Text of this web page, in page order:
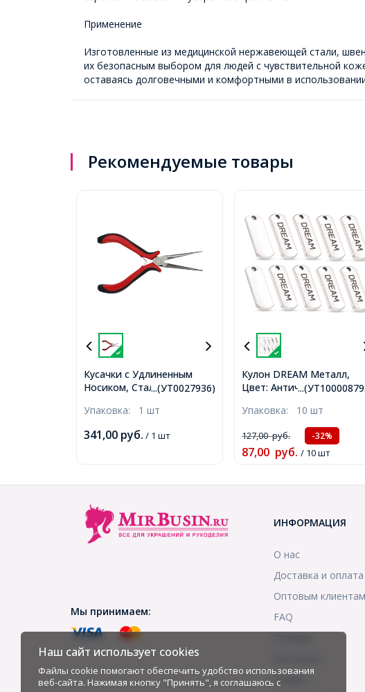
Применение
Изготовленные из медицинской нержавеющей стали,
их безопасным выбором для людей с чувствительной
оставаясь долговечными и комфортными в
Рекомендуемые товары
...(УТ0027936)
Кусачки с Удлиненным
Носиком, Стальные,
Красный, Размер: 15 см,
(УТ0027936)
Упаковка: 1 шт
341,00 руб. / 1 шт
Кулон DREAM Металл,
Цвет: Античное Серебро,
Отверстие 2мм,
(УТ100008795)
Упаковка: 10 шт
127,00руб. -32%
87,00 руб. / 10 шт
Мы принимаем:
ИНФОРМАЦИЯ
О нас
Доставка и оплата
Оптовым клиентам
FAQ
Скидки
Наш сайт использует cookies
Файлы cookie помогают обеспечить удобство использования
веб-сайта. Нажимая кнопку "Принять", я соглашаюсь с